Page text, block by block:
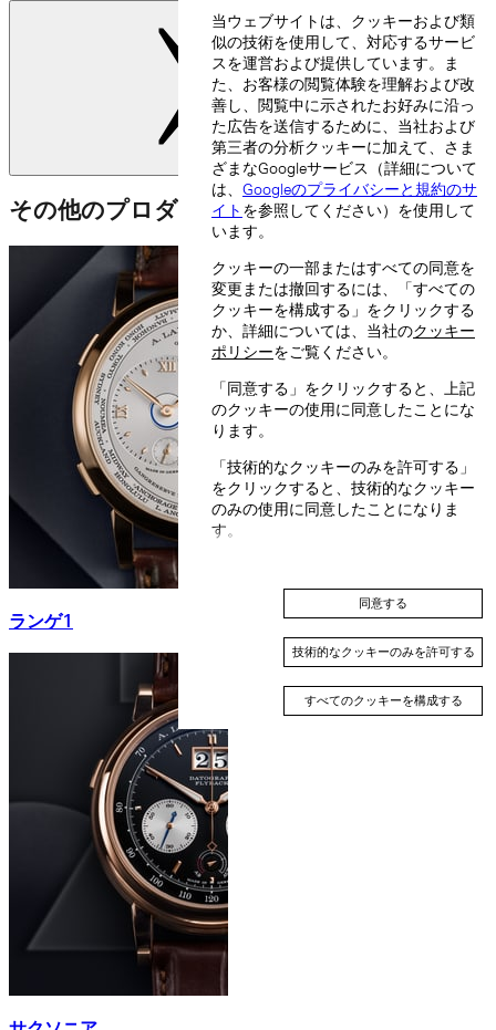
Button.nextSlide
その他のプロダクトファミリー
ランゲ1
当ウェブサイトは、クッキーおよび類
似の技術を使用して、対応するサービ
スを運営および提供しています。ま
た、お客様の閲覧体験を理解および改
善し、閲覧中に示されたお好みに沿っ
た広告を送信するために、当社および
第三者の分析クッキーに加えて、さま
ざまなGoogleサービス（詳細について
は、 Googleのプライバシーと規約のサ
イト を参照してください）を使用して
います。
クッキーの一部またはすべての同意を
変更または撤回するには、「すべての
クッキーを構成する」をクリックする
か、詳細については、当社のクッキー
ポリシーをご覧ください。
「同意する」をクリックすると、上記
のクッキーの使用に同意したことにな
ります。
「技術的なクッキーのみを許可する」
をクリックすると、技術的なクッキー
のみの使用に同意したことになりま
す。
同意する
技術的なクッキーのみを許可する
すべてのクッキーを構成する